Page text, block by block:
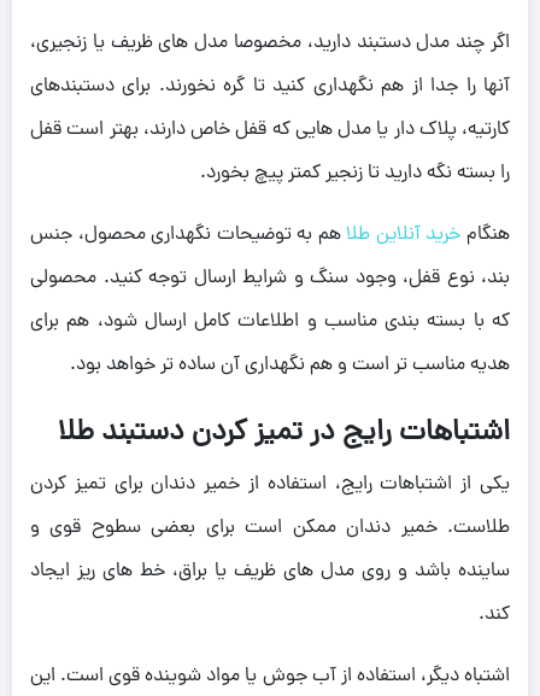
اگر چند مدل دستبند دارید، مخصوصا مدل های ظریف یا زنجیری،
آنها را جدا از هم نگهداری کنید تا گره نخورند. برای دستبندهای
کارتیه، پلاک دار یا مدل هایی که قفل خاص دارند، بهتر است قفل
را بسته نگه دارید تا زنجیر کمتر پیچ بخورد.
هنگام خرید آنلاین طلا هم به توضیحات نگهداری محصول، جنس
بند، نوع قفل، وجود سنگ و شرایط ارسال توجه کنید. محصولی
که با بسته بندی مناسب و اطلاعات کامل ارسال شود، هم برای
هدیه مناسب تر است و هم نگهداری آن ساده تر خواهد بود.
اشتباهات رایج در تمیز کردن دستبند طلا
یکی از اشتباهات رایج، استفاده از خمیر دندان برای تمیز کردن
طلاست. خمیر دندان ممکن است برای بعضی سطوح قوی و
ساینده باشد و روی مدل های ظریف یا براق، خط های ریز ایجاد
کند.
اشتباه دیگر، استفاده از آب جوش یا مواد شوینده قوی است. این